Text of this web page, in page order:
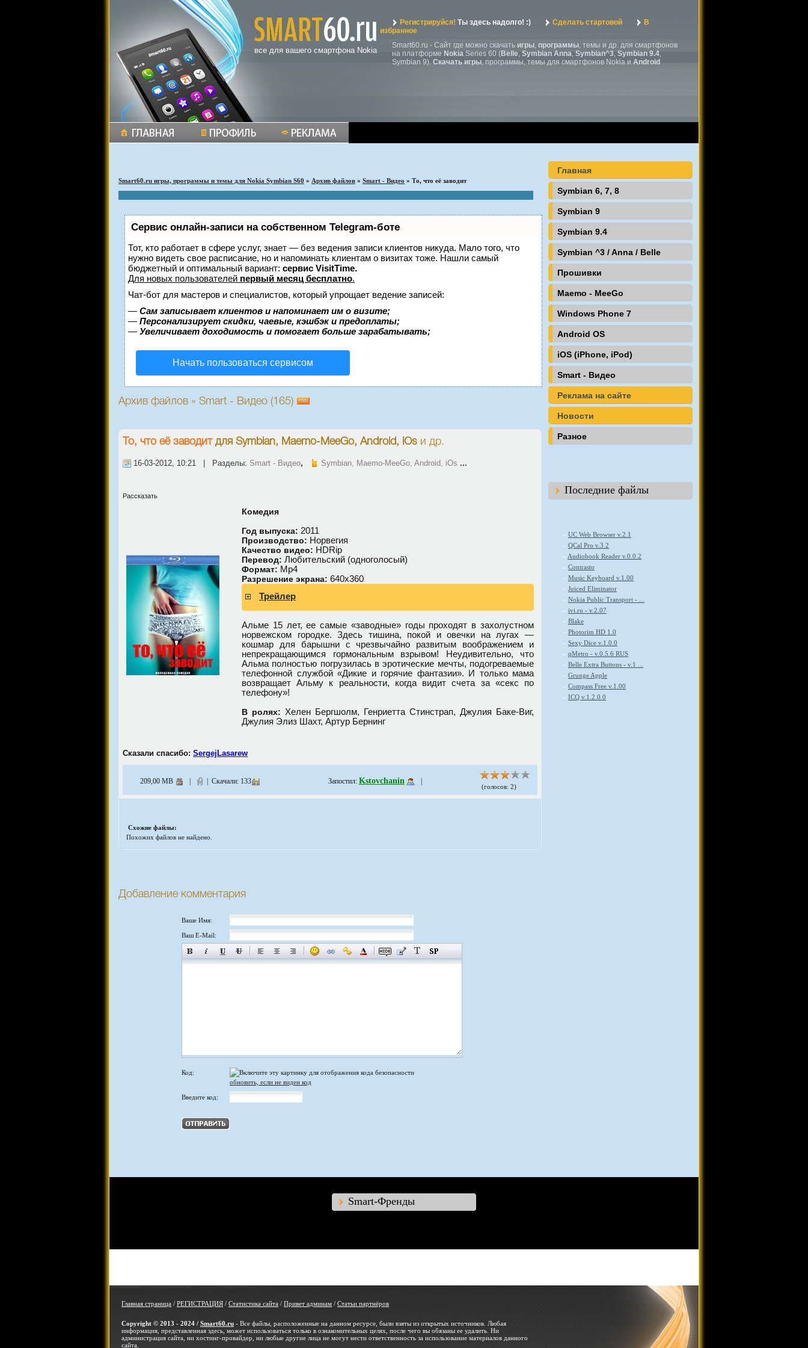
все для вашего смартфона Nokia
Регистрируйся! Ты здесь надолго! :) Сделать стартовой
В
избранное
Smart60.ru - Сайт где можно скачать игры, программы, темы и др. для смартфонов
на платформе Nokia Series 60 (Belle, Symbian Anna, Symbian^3, Symbian 9.4,
Symbian 9). Скачать игры, программы, темы для смартфонов Nokia и Android
Smart60.ru игры, программы и темы для Nokia Symbian S60 » Архив файлов » Smart - Видео » То, что её заводит
Сервис онлайн-записи на собственном Telegram-боте
Тот, кто работает в сфере услуг, знает — без ведения записи клиентов никуда. Мало того, что
нужно видеть свое расписание, но и напоминать клиентам о визитах тоже. Нашли самый
бюджетный и оптимальный вариант: сервис VisitTime.
Для новых пользователей первый месяц бесплатно.
Чат-бот для мастеров и специалистов, который упрощает ведение записей:
— Сам записывает клиентов и напоминает им о визите;
— Персонализирует скидки, чаевые, кэшбэк и предоплаты;
— Увеличивает доходимость и помогает больше зарабатывать;
Начать пользоваться сервисом
Архив файлов » Smart - Видео (165)
То, что её заводит для Symbian, Maemo-MeeGo, Android, iOs и др.
16-03-2012, 10:21 | Разделы: Smart - Видео, Symbian, Maemo-MeeGo, Android, iOs ...
Рассказать
Комедия
Год выпуска: 2011
Производство: Норвегия
Качество видео: HDRip
Перевод: Любительский (одноголосый)
Формат: Мр4
Разрешение экрана: 640х360
Трейлер
Альме 15 лет, ее самые «заводные» годы проходят в захолустном
норвежском городке. Здесь тишина, покой и овечки на лугах —
кошмар для барышни с чрезвычайно развитым воображением и
непрекращающимся гормональным взрывом! Неудивительно, что
Альма полностью погрузилась в эротические мечты, подогреваемые
телефонной службой «Дикие и горячие фантазии». И только мама
возвращает Альму к реальности, когда видит счета за «секс по
телефону»!
В ролях: Хелен Бергшолм, Генриетта Стинстрап, Джулия Баке-Виг,
Джулия Элиз Шахт, Артур Бернинг
Сказали спасибо: SergejLasarew
209,00 MB | Скачали: 133 Запостил: Kstovchanin
(голосов: 2)
Схожие файлы:
Похожих файлов не найдено.
Добавление комментария
Ваше Имя:
Ваш E-Mail:
Код:
обновить, если не виден код
Введите код:
Главная
Symbian 6, 7, 8
Symbian 9
Symbian 9.4
Symbian ^3 / Anna / Belle
Прошивки
Maemo - MeeGo
Windows Phone 7
Android OS
iOS (iPhone, iPod)
Smart - Видео
Реклама на сайте
Новости
Разное
Последние файлы
» UC Web Browser v.2.1
» QCal Pro v.3.2
» Audiobook Reader v.0.0.2
» Contrasto
» Music Keyboard v.1.00
» Juiced Eliminator
» Nokia Public Transport - ...
» ivi.ru - v.2.07
» Blake
» Photorim HD 1.0
» Sexy Dice v.1.0.0
» qMetro - v.0.5.6 RUS
» Belle Extra Buttons - v.1 ...
» Grunge Apple
» Compass Free v.1.00
» ICQ v.1.2.0.0
Smart-Френды
Главная страница / РЕГИСТРАЦИЯ / Статистика сайта / Привет админам / Статьи партнёров
Copyright © 2013 - 2024 / Smart60.ru - Все файлы, расположенные на данном ресурсе, были взяты из открытых источников. Любая
информация, представленная здесь, может использоваться только в ознакомительных целях, после чего вы обязаны ее удалить. Ни
администрация сайта, ни хостинг-провайдер, ни любые другие лица не могут нести ответственность за использование материалов данного
сайта.